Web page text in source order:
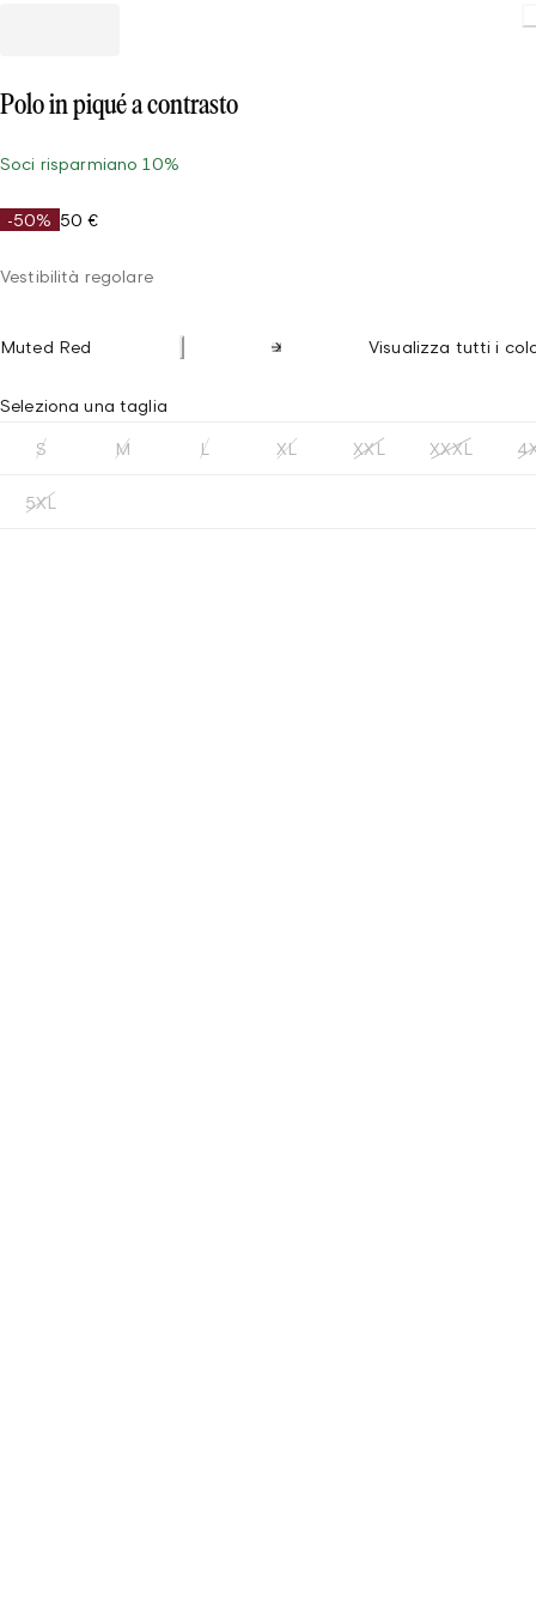
Polo in piqué a contrasto
Soci risparmiano 10%
-50% 50 €
Vestibilità regolare
Muted Red Visualizza tutti i
Seleziona una taglia
S M L XL XXL XXXL
5XL